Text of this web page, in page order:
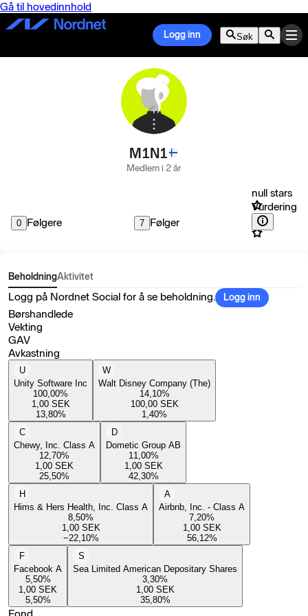
Gå til hovedinnhold
Logg inn Søk
M1N1
Medlem i 2 år
0 Følgere 7 Følger
null stars
Vurdering
BeholdningAktivitet
Logg på Nordnet Social for å se beholdning. Logg inn
Børshandlede
Vekting
GAV
Avkastning
U
Unity Software Inc
100,00%
1,00 SEK
13,80%
W
Walt Disney Company (The)
14,10%
100,00 SEK
1,40%
C
Chewy, Inc. Class A
12,70%
1,00 SEK
25,50%
D
Dometic Group AB
11,00%
1,00 SEK
42,30%
H
Hims & Hers Health, Inc. Class A
8,50%
1,00 SEK
−22,10%
A
Airbnb, Inc. - Class A
7,20%
1,00 SEK
56,12%
F
Facebook A
5,50%
1,00 SEK
5,50%
S
Sea Limited American Depositary Shares
3,30%
1,00 SEK
35,80%